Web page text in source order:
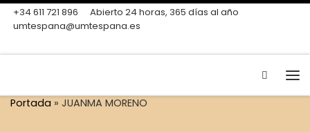
Skip to content
+34 611 721 896
Abierto 24 horas, 365 días al año
umtespana@umtespana.es
Search
Portada » JUANMA MORENO